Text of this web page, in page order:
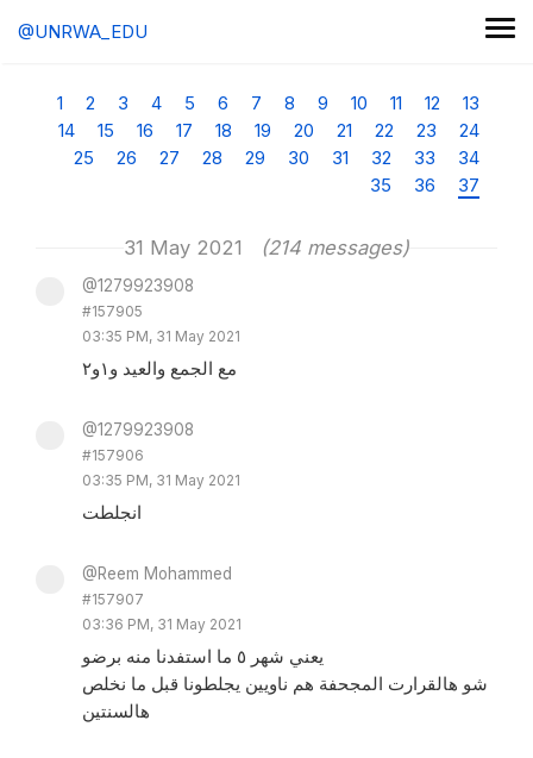
@UNRWA_EDU
1 2 3 4 5 6 7 8 9 10 11 12
13
14
15 16 17 18 19 20 21 22 23
24
25
26 27 28 29 30 31 32 33
34
35
36 37
31 May 2021 (214 messages)
@1279923908
#157905
03:35 PM, 31 May 2021
مع الجمع والعيد و١و٢
@1279923908
#157906
03:35 PM, 31 May 2021
انجلطت
@Reem Mohammed
#157907
03:36 PM, 31 May 2021
يعني شهر ٥ ما استفدنا منه برضو
شو هالقرارت المجحفة هم ناويين يجلطونا قبل ما نخلص
هالسنتين